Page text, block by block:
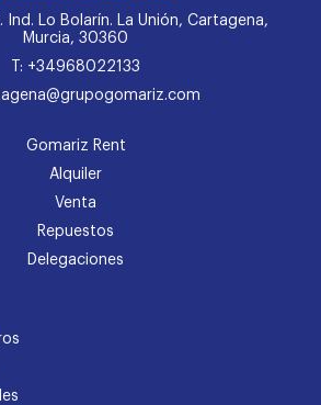
Ind. Lo Bolarín. La Unión, Cartagena,
Murcia, 30360
T: +34968022133
Gomariz Rent
Alquiler
Venta
Repuestos
Delegaciones